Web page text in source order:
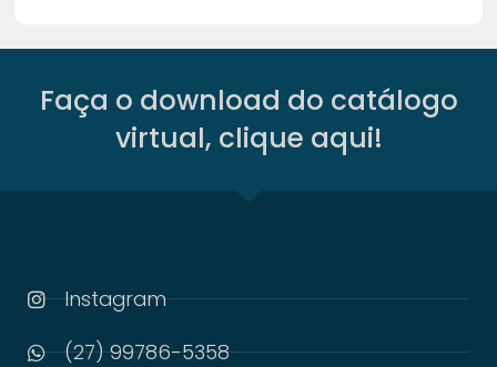
Faça o download do catálogo
virtual, clique aqui!
Instagram
(27) 99786-5358